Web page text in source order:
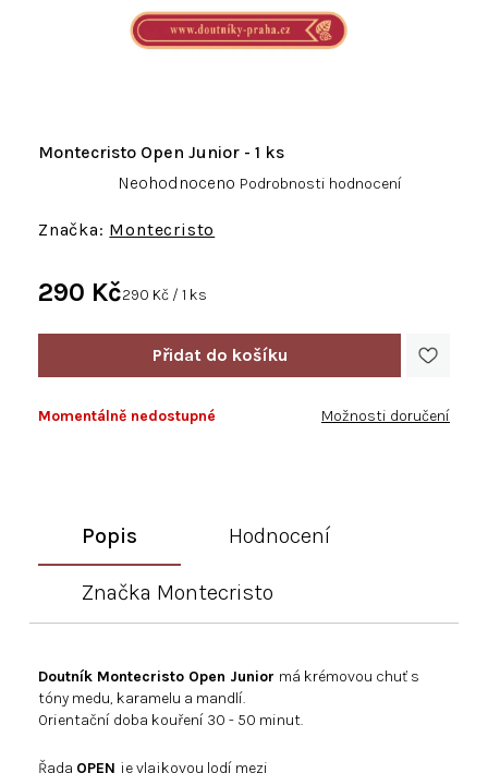
290 KčMěrná
290 Kč / 1 ks
Momentálně nedostupné Možnosti doručení
Montecristo Open Junior - 1 ks
Montecristo
Průměrné
produktu
z
hvězdiček.
Neohodnoceno Podrobnosti hodnocení
Popis Hodnocení
Značka Montecristo
Doutník Montecristo Open Junior má krémovou chuť s
tóny medu, karamelu a mandlí.
Orientační doba kouření 30 - 50 minut.
Řada OPEN je vlajkovou lodí mezi